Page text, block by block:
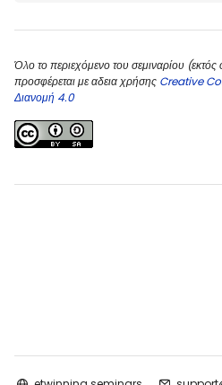
Όλο το περιεχόμενο του σεμιναρίου
προσφέρεται με αδεια χρήσης Creative
Διανομή 4.0